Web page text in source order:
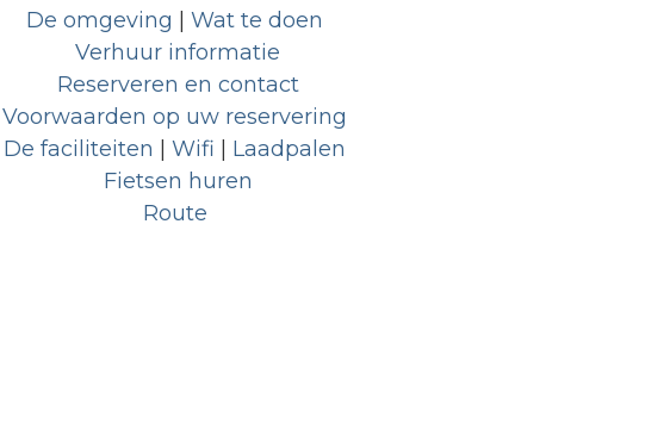
De omgeving
Wat te doen
Verhuur informatie
Reserveren en contact
Voorwaarden op uw reservering
De faciliteiten
Wifi
Laadpalen
Fietsen huren
Route